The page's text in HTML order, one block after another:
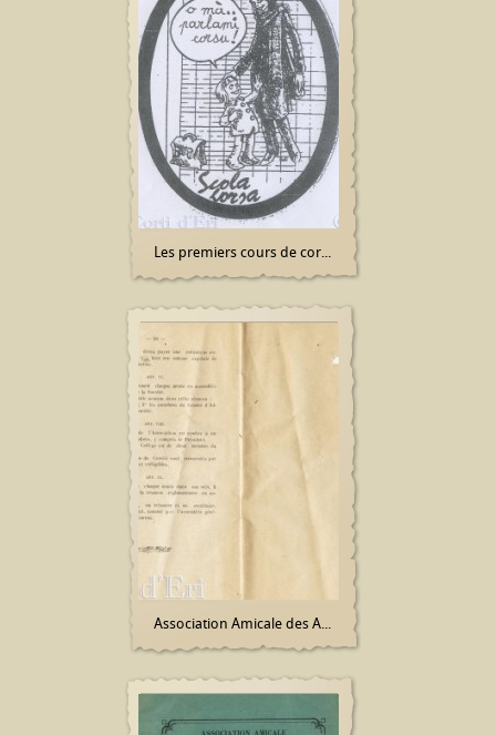
Les premiers cours de cor...
Association Amicale des A...